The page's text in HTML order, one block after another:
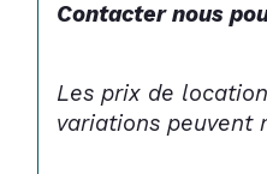
Contacter nous
Les prix de
variations peuvent